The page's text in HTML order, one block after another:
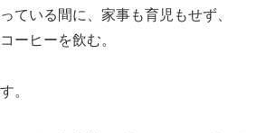
ている間に、家事も育児もせず、
ーヒーを飲む。
。